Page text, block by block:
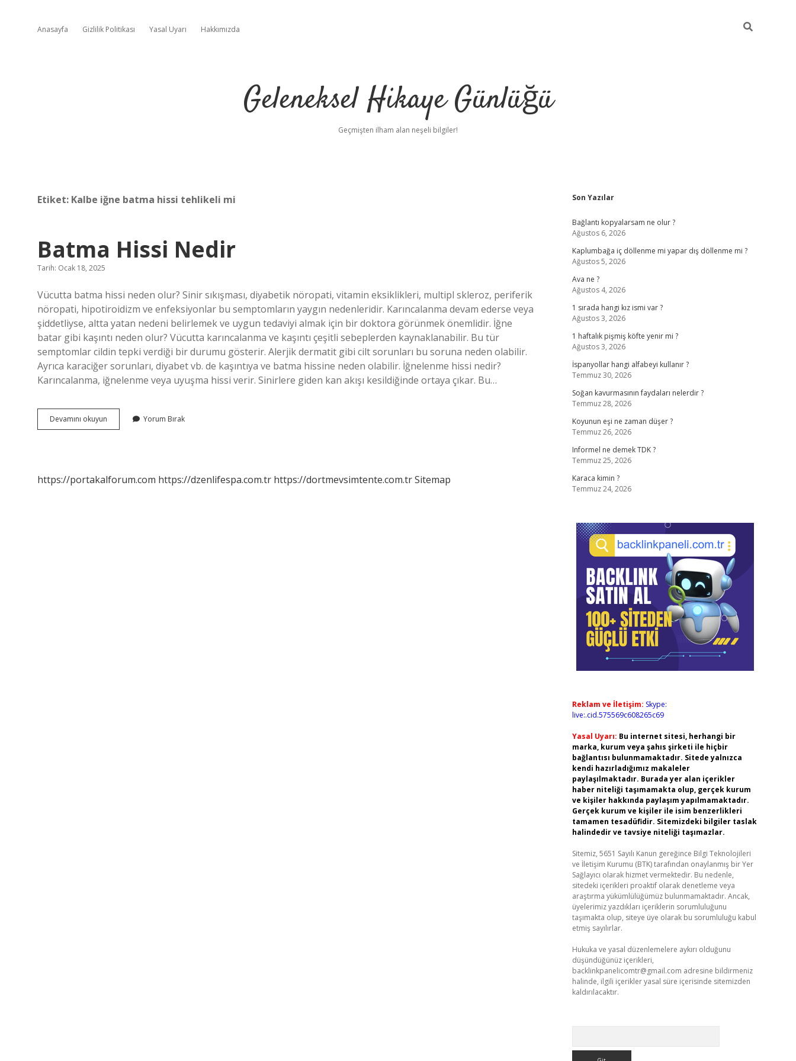
Anasayfa Gizlilik Politikası Yasal Uyarı Hakkımızda
Geleneksel Hikaye Günlüğü
Geçmişten ilham alan neşeli bilgiler!
Etiket: Kalbe iğne batma hissi tehlikeli mi
Batma Hissi Nedir
Tarih: Ocak 18, 2025
Vücutta batma hissi neden olur? Sinir sıkışması, diyabetik nöropati, vitamin eksiklikleri, multipl skleroz, periferik
nöropati, hipotiroidizm ve enfeksiyonlar bu semptomların yaygın nedenleridir. Karıncalanma devam ederse veya
şiddetliyse, altta yatan nedeni belirlemek ve uygun tedaviyi almak için bir doktora görünmek önemlidir. İğne
batar gibi kaşıntı neden olur? Vücutta karıncalanma ve kaşıntı çeşitli sebeplerden kaynaklanabilir. Bu tür
semptomlar cildin tepki verdiği bir durumu gösterir. Alerjik dermatit gibi cilt sorunları bu soruna neden olabilir.
Ayrıca karaciğer sorunları, diyabet vb. de kaşıntıya ve batma hissine neden olabilir. İğnelenme hissi nedir?
Karıncalanma, iğnelenme veya uyuşma hissi verir. Sinirlere giden kan akışı kesildiğinde ortaya çıkar. Bu…
Devamını okuyun
Hissi
Yorum Bırak
https://portakalforum.com https://dzenlifespa.com.tr https://dortmevsimtente.com.trSitemap
Sidebar
Son Yazılar
Bağlantı kopyalarsam ne olur ?
Ağustos 6, 2026
Kaplumbağa iç döllenme mi yapar dış döllenme mi ?
Ağustos 5, 2026
Ava ne ?
Ağustos 4, 2026
1 sırada hangi kız ismi var ?
Ağustos 3, 2026
1 haftalık pişmiş köfte yenir mi ?
Ağustos 3, 2026
İspanyollar hangi alfabeyi kullanır ?
Temmuz 30, 2026
Soğan kavurmasının faydaları nelerdir ?
Temmuz 28, 2026
Koyunun eşi ne zaman düşer ?
Temmuz 26, 2026
Informel ne demek TDK ?
Temmuz 25, 2026
Karaca kimin ?
Temmuz 24, 2026
Reklam ve İletişim: Skype:
live:.cid.575569c608265c69
Yasal Uyarı: Bu internet sitesi, herhangi bir
marka, kurum veya şahıs şirketi ile hiçbir
bağlantısı bulunmamaktadır. Sitede yalnızca
kendi hazırladığımız makaleler
paylaşılmaktadır. Burada yer alan içerikler
haber niteliği taşımamakta olup, gerçek kurum
ve kişiler hakkında paylaşım yapılmamaktadır.
Gerçek kurum ve kişiler ile isim benzerlikleri
tamamen tesadüfidir. Sitemizdeki bilgiler taslak
halindedir ve tavsiye niteliği taşımazlar.
Sitemiz, 5651 Sayılı Kanun gereğince Bilgi Teknolojileri
ve İletişim Kurumu (BTK) tarafından onaylanmış bir Yer
Sağlayıcı olarak hizmet vermektedir. Bu nedenle,
sitedeki içerikleri proaktif olarak denetleme veya
araştırma yükümlülüğümüz bulunmamaktadır. Ancak,
üyelerimiz yazdıkları içeriklerin sorumluluğunu
taşımakta olup, siteye üye olarak bu sorumluluğu kabul
etmiş sayılırlar.
Hukuka ve yasal düzenlemelere aykırı olduğunu
düşündüğünüz içerikleri,
backlinkpanelicomtr@gmail.com adresine bildirmeniz
halinde, ilgili içerikler yasal süre içerisinde sitemizden
kaldırılacaktır.